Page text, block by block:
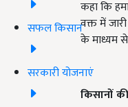
सफल किसान
सरकारी योजनाएं
कहा कि
वक्त में
के माध्यम
किसानों